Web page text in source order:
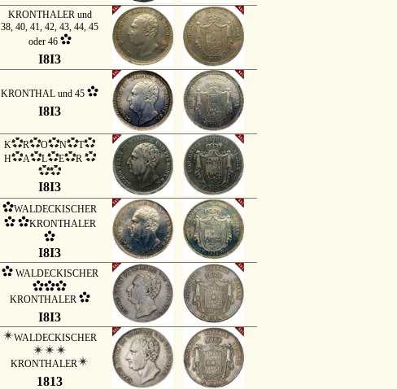
KRONTHALER und
38, 40, 41, 42, 43, 44, 45
oder 46
I8I3
KRONTHAL und 45
I8I3
K R O N
T
H
A L E R
I8I3
WALDECKISCHER
KRONTHALER
I8I3
WALDECKISCHER
KRONTHALER
I8I3
WALDECKISCHER
KRONTHALER
1813